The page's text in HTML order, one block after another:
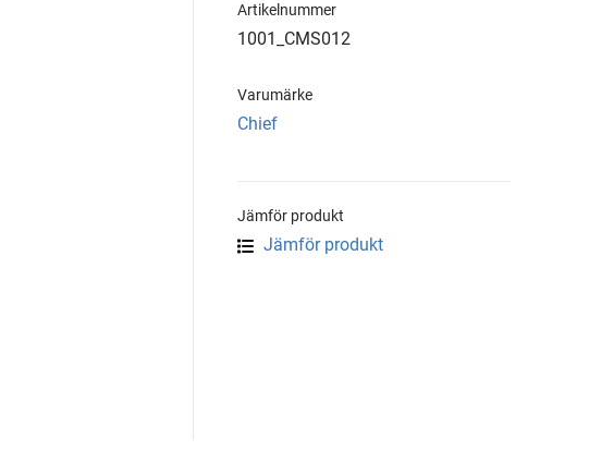
Artikelnummer
1001_CMS012
Varumärke
Chief
Jämför produkt
Jämför produkt